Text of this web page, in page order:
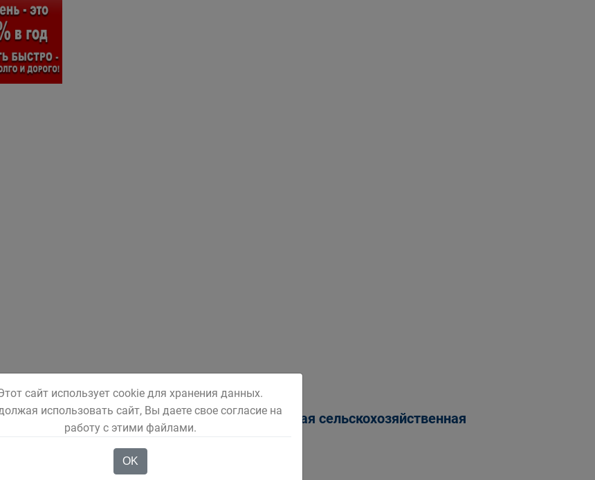
15 августа 2016 года пройдет Всероссийская сельскохозяйственная
2016 года
неделя сбережений
сайт использует cookie для хранения данных.
использовать сайт, Вы даете свое согласие на
работу с этими файлами.
OK